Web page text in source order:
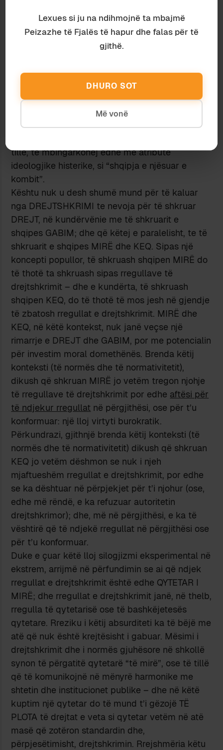
regjimi, se SHQIPJA E NJËSUAR ishte shqipja “e
drejtë”, shqipja e “njeriut të ri socialist”, dhe
praktika e saj, ose zbatimi i NORMËS, ishte
e socializmit nga ana e përdoruesve të
. Ashtu u arrit deri atje, sa një formë në
thelb konvencionale dhe artificiale e shqipes, e
nevojshme për të homogjenizuar komunikimin
dhe për të siguruar që shteti dhe qytetarët të
tillë, të mbingarkohej edhe me atribute
ideologjike histerike, si “shqipja e njësuar e
kombit”.
Kështu nuk u desh shumë mund për të kaluar
nga DREJTSHKRIMI te nevoja për të shkruar
DREJT, në kundërvënie me të shkruarit e
shqipes GABIM; dhe që këtej e paralelisht, te të
shkruarit e shqipes MIRË dhe KEQ. Sipas një
koncepti popullor, të shkruash shqipen MIRË do
të thotë ta shkruash sipas rregullave të
drejtshkrimit – dhe e kundërta, të shkruash
shqipen KEQ, do të thotë të mos jesh në gjendje
të zbatosh rregullat e drejtshkrimit. MIRË dhe
KEQ, në këtë kontekst, nuk janë veçse një
rimarrje e DREJT dhe GABIM, por me potencialin
për investim moral domethënës. Brenda këtij
konteksti (të normës dhe të normativitetit),
dikush që shkruan MIRË jo vetëm tregon njohje
të rregullave të drejtshkrimit por edhe aftësi për
të ndjekur rregullat në përgjithësi, ose për t’u
konformuar: një lloj virtyti burokratik.
Përkundrazi, gjithnjë brenda këtij konteksti (të
normës dhe të normativitetit) dikush që shkruan
KEQ jo vetëm dëshmon se nuk i njeh
mjaftueshëm rregullat e drejtshkrimit, por edhe
se ka dështuar në përpjekjet për t’i njohur (ose,
edhe më rëndë, e ka refuzuar autoritetin
drejtshkrimor); dhe, më në përgjithësi, e ka të
vështirë që të ndjekë rregullat në përgjithësi ose
për t’u konformuar.
Duke e çuar këtë lloj silogjizmi eksperimental në
ekstrem, arrijmë në përfundimin se ai që ndjek
rregullat e drejtshkrimit është edhe QYTETAR I
MIRË; dhe rregullat e drejtshkrimit janë, në thelb,
rregulla të qytetarisë ose të bashkëjetesës
qytetare. Rreziku i këtij absurditeti ka të bëjë me
atë që nuk është krejtësisht i gabuar. Mësimi i
drejtshkrimit dhe i normës gjuhësore në shkollë
synon të përgatitë qytetarë “të mirë”, ose të tillë
që të komunikojnë në mënyrë harmonike me
shtetin dhe institucionet publike – dhe në këtë
kuptim një qytetar do të mund t’i gëzojë TË
PLOTA të drejtat e veta si qytetar vetëm në atë
masë që zotëron standardin dhe,
përpjesëtimisht, drejtshkrimin. Rrejshmëria këtu
Lexues si ju na ndihmojnë ta mbajmë
Peizazhe të Fjalës të hapur dhe falas për të
gjithë.
DHURO SOT
Më vonë